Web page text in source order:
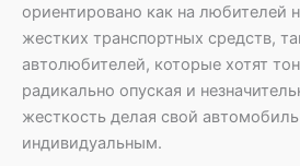
ориентировано как на любителей
жестких транспортных средств,
автолюбителей, которые хотят
радикально опуская и
жесткость делая свой
индивидуальным.